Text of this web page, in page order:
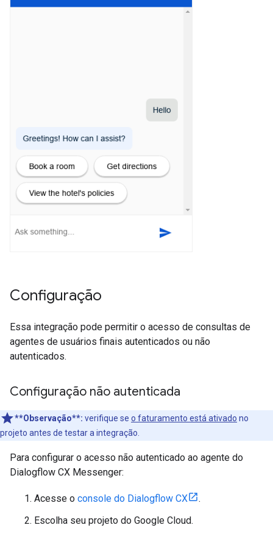
Configuração
Essa integração pode permitir o acesso de consultas de
agentes de usuários finais autenticados ou não
autenticados.
Configuração não autenticada
**Observação**: verifique se o faturamento está ativado no
projeto antes de testar a integração.
Para configurar o acesso não autenticado ao agente do
Dialogflow CX Messenger:
Acesse o console do Dialogflow CX
.
Escolha seu projeto do Google Cloud.